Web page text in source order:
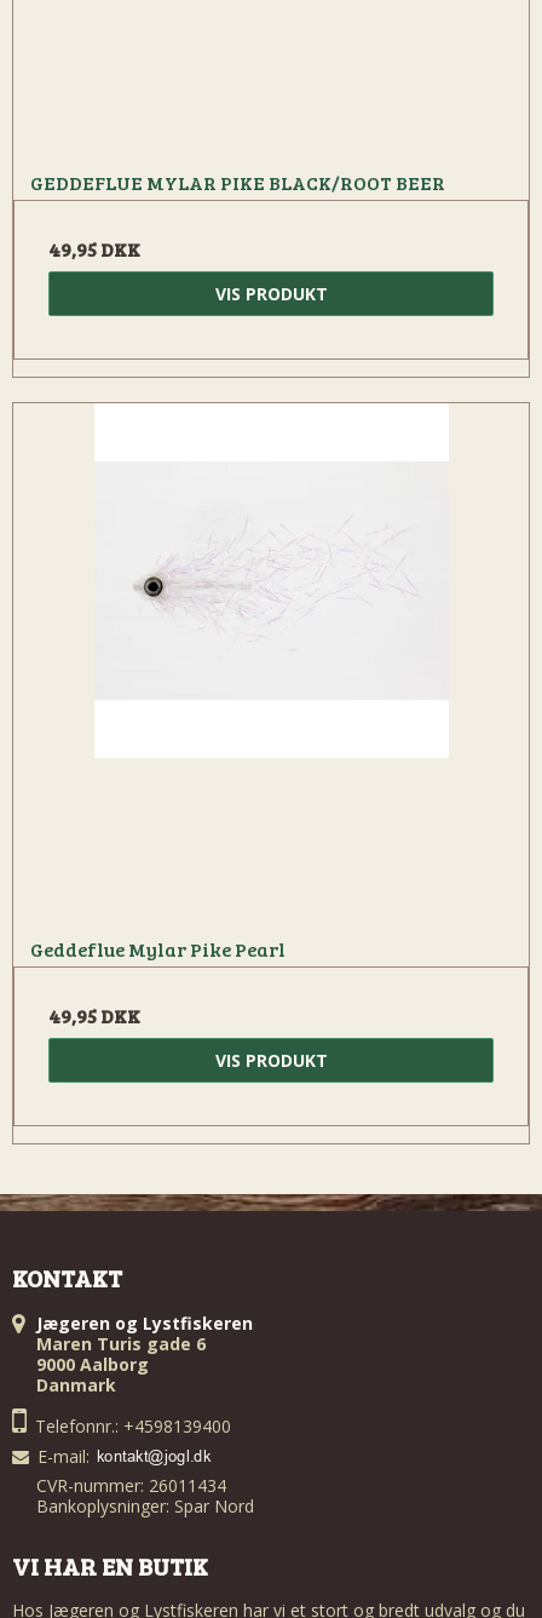
GEDDEFLUE MYLAR PIKE BLACK/ROOT BEER
49,95 DKK
VIS PRODUKT
Geddeflue Mylar Pike Pearl
49,95 DKK
VIS PRODUKT
KONTAKT
Jægeren og Lystfiskeren
Maren Turis gade 6
9000 Aalborg
Danmark
Telefonnr.: +4598139400
E-mail:
CVR-nummer: 26011434
Bankoplysninger: Spar Nord
VI HAR EN BUTIK
Hos Jægeren og Lystfiskeren har vi et stort og bredt udvalg og du